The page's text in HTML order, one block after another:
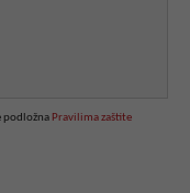
podložna Pravilima zaštite